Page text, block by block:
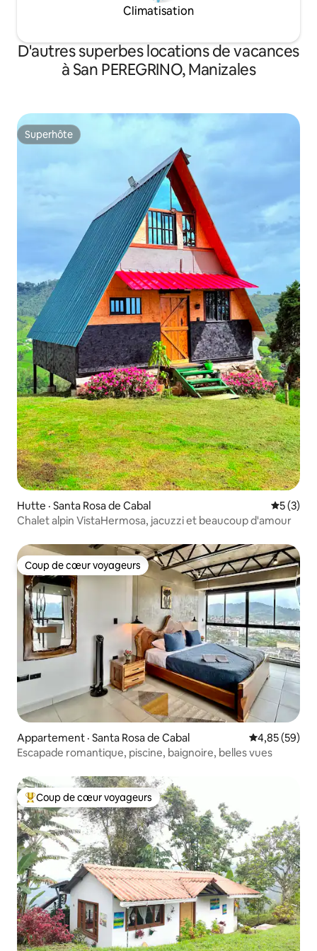
Climatisation
D'autres superbes locations de vacances
à San PEREGRINO, Manizales
Superhôte
Superhôte
Hutte · Santa Rosa de Cabal Note
5 (3)
Chalet alpin VistaHermosa, jacuzzi et beaucoup d'amour
Coup de cœur voyageurs
Coup de cœur voyageurs
Appartement · Santa Rosa de Cabal Note
4,85 (59)
Escapade romantique, piscine, baignoire, belles vues
Coup de cœur voyageurs parmi les plus aimés
Coup de cœur voyageurs